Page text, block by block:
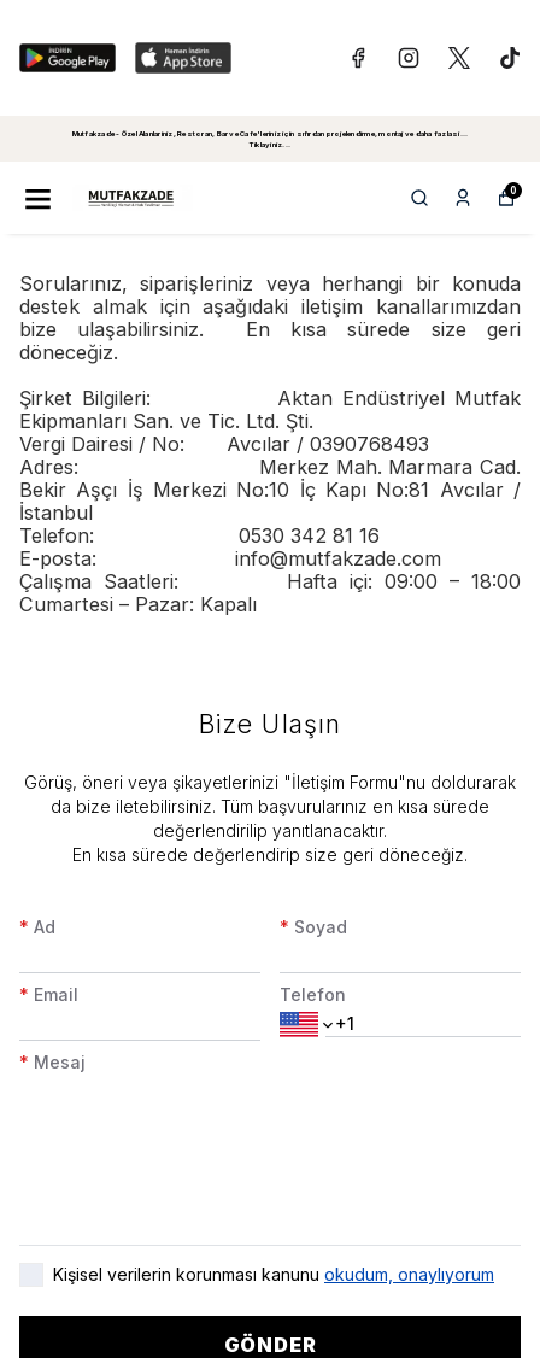
Mutfakzade - Özel Alanlariniz, Restoran, Bar ve Cafe'leriniz için sıfırdan projelendirme, montaj ve daha fazlasi...
Tiklayiniz...
0
Sorularınız, siparişleriniz veya herhangi bir konuda
destek almak için aşağıdaki iletişim kanallarımızdan
bize ulaşabilirsiniz. En kısa sürede size geri
döneceğiz.
Şirket Bilgileri: Aktan Endüstriyel Mutfak
Ekipmanları San. ve Tic. Ltd. Şti.
Vergi Dairesi / No: Avcılar / 0390768493
Adres: Merkez Mah. Marmara Cad.
Bekir Aşçı İş Merkezi No:10 İç Kapı No:81 Avcılar /
İstanbul
Telefon: 0530 342 81 16
E-posta: info@mutfakzade.com
Çalışma Saatleri: Hafta içi: 09:00 – 18:00
Cumartesi – Pazar: Kapalı
Bize Ulaşın
Görüş, öneri veya şikayetlerinizi "İletişim Formu"nu doldurarak
da bize iletebilirsiniz. Tüm başvurularınız en kısa sürede
değerlendirilip yanıtlanacaktır.
En kısa sürede değerlendirip size geri döneceğiz.
* Ad * Soyad
* Email Telefon
* Mesaj
Kişisel verilerin korunması kanunu okudum, onaylıyorum
GÖNDER